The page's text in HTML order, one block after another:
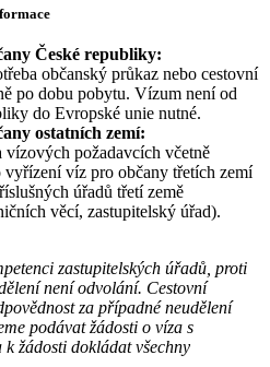
České republiky:
občanský průkaz nebo cestovní
po dobu pobytu. Vízum není od
do Evropské unie nutné.
ostatních zemí:
vízových požadavcích včetně
víz pro občany třetích zemí
úřadů třetí země
věcí, zastupitelský úřad).
zastupitelských úřadů, proti
není odvolání. Cestovní
za případné neudělení
podávat žádosti o víza s
žádosti dokládat všechny